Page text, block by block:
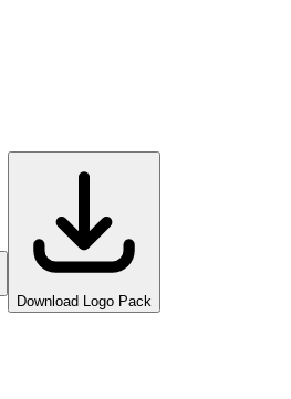
Download Logo Pack